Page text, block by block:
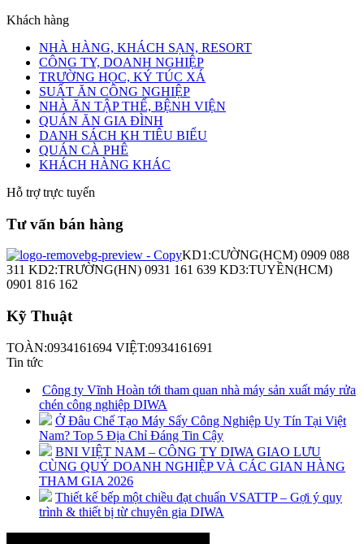
Khách hàng
NHÀ HÀNG, KHÁCH SẠN, RESORT
CÔNG TY, DOANH NGHIỆP
TRƯỜNG HỌC, KÝ TÚC XÁ
SUẤT ĂN CÔNG NGHIỆP
NHÀ ĂN TẬP THỂ, BỆNH VIỆN
QUÁN ĂN GIA ĐÌNH
DANH SÁCH KH TIÊU BIỂU
QUÁN CÀ PHÊ
KHÁCH HÀNG KHÁC
Hỗ trợ trực tuyến
Tư vấn bán hàng
KD1:CƯỜNG(HCM) 0909 088
311 KD2:TRƯỜNG(HN) 0931 161 639 KD3:TUYỀN(HCM)
0901 816 162
Kỹ Thuật
TOÀN:0934161694 VIỆT:0934161691
Tin tức
Công ty Vĩnh Hoàn tới tham quan nhà máy sản xuất máy rửa
chén công nghiệp DIWA
Ở Đâu Chế Tạo Máy Sấy Công Nghiệp Uy Tín Tại Việt
Nam? Top 5 Địa Chỉ Đáng Tin Cậy
BNI VIỆT NAM – CÔNG TY DIWA GIAO LƯU
CÙNG QUÝ DOANH NGHIỆP VÀ CÁC GIAN HÀNG
THAM GIA 2026
Thiết kế bếp một chiều đạt chuẩn VSATTP – Gợi ý quy
trình & thiết bị từ chuyên gia DIWA